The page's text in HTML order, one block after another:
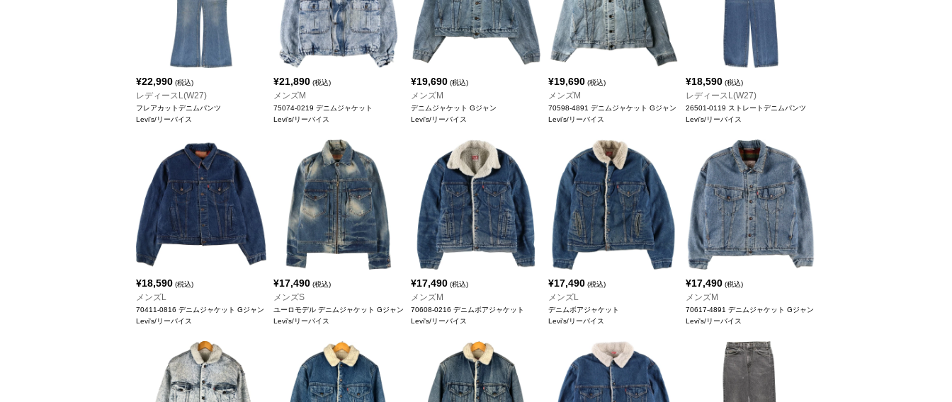
¥22,990 (税込)
レディースL(W27)
フレアカットデニムパンツ
Levi's/リーバイス
¥21,890 (税込)
メンズM
75074-0219 デニムジャケット
Levi's/リーバイス
¥19,690 (税込)
メンズM
デニムジャケット Gジャン
Levi's/リーバイス
¥19,690 (税込)
メンズM
70598-4891 デニムジャケット Gジャン
Levi's/リーバイス
¥18,590 (税込)
レディースL(W27)
26501-0119 ストレートデニムパンツ
Levi's/リーバイス
¥18,590 (税込)
メンズL
70411-0816 デニムジャケット Gジャン
Levi's/リーバイス
¥17,490 (税込)
メンズS
ユーロモデル デニムジャケット Gジャン
Levi's/リーバイス
¥17,490 (税込)
メンズM
70608-0216 デニムボアジャケット
Levi's/リーバイス
¥17,490 (税込)
メンズL
デニムボアジャケット
Levi's/リーバイス
¥17,490 (税込)
メンズM
70617-4891 デニムジャケット Gジャン
Levi's/リーバイス